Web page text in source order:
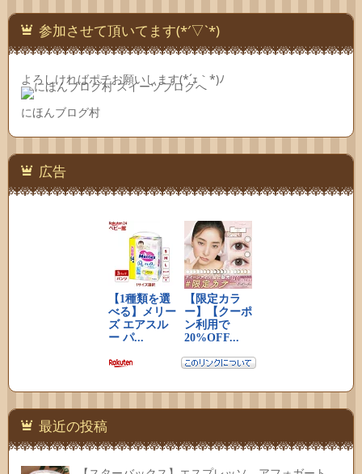
参加させて頂いてます(*′▽`*)
よろしければポチお願いします(*´ｪ｀*)ﾉ
にほんブログ村
広告
最近の投稿